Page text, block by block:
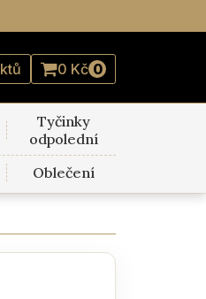
0 Kč 0
Tyčinky
odpolední
Oblečení